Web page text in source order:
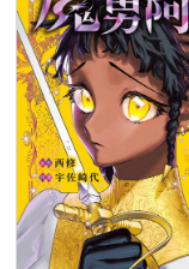
排
序